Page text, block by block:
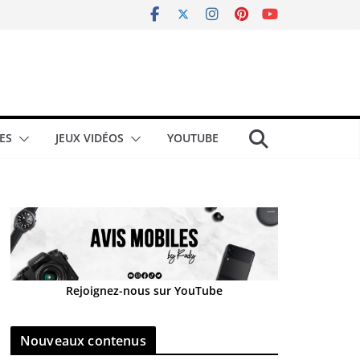
JEUX VIDÉOS YOUTUBE
Rejoignez-nous sur YouTube
Nouveaux contenus